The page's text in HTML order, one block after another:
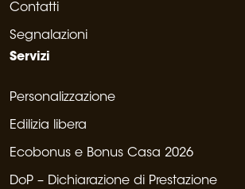
Contatti
Segnalazioni
Servizi
Personalizzazione
Edilizia libera
Ecobonus e Bonus Casa 2026
DoP – Dichiarazione di Prestazione